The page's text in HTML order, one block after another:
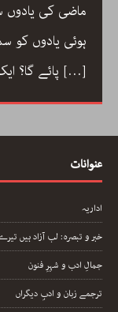
ماضی کی یادوں
ہوئی یادوں کو
[…]
عنوانات
اداریہ
خبر و تبصرہ: لب آزاد ہیں
جمالِ ادب و شہرِ فنون
ترجمے زبان و ادبِ دیگراں